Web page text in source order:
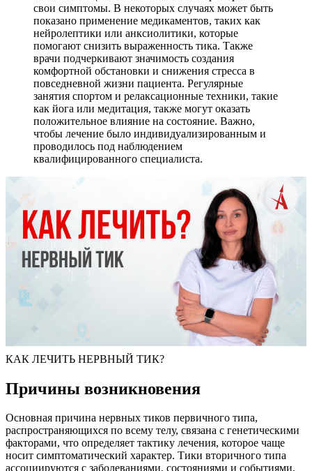
свои симптомы. В некоторых случаях может быть
показано применение медикаментов, таких как
нейролептики или анксиолитики, которые
помогают снизить выраженность тика. Также
врачи подчеркивают значимость создания
комфортной обстановки и снижения стресса в
повседневной жизни пациента. Регулярные
занятия спортом и релаксационные техники, такие
как йога или медитация, также могут оказать
положительное влияние на состояние. Важно,
чтобы лечение было индивидуализированным и
проводилось под наблюдением
квалифицированного специалиста.
КАК ЛЕЧИТЬ НЕРВНЫЙ ТИК?
Причины возникновения
Основная причина нервных тиков первичного типа,
распространяющихся по всему телу, связана с генетическими
факторами, что определяет тактику лечения, которое чаще
носит симптоматический характер. Тики вторичного типа
ассоциируются с заболеваниями, состояниями и событиями,